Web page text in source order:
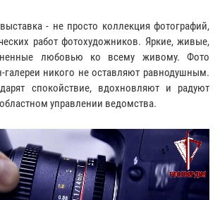
- не просто коллекция фотографий,
работ фотохудожников. Яркие, живые,
любовью ко всему живому. Фото
галереи никого не оставляют равнодушным.
спокойствие, вдохновляют и радуют
управлении ведомства.